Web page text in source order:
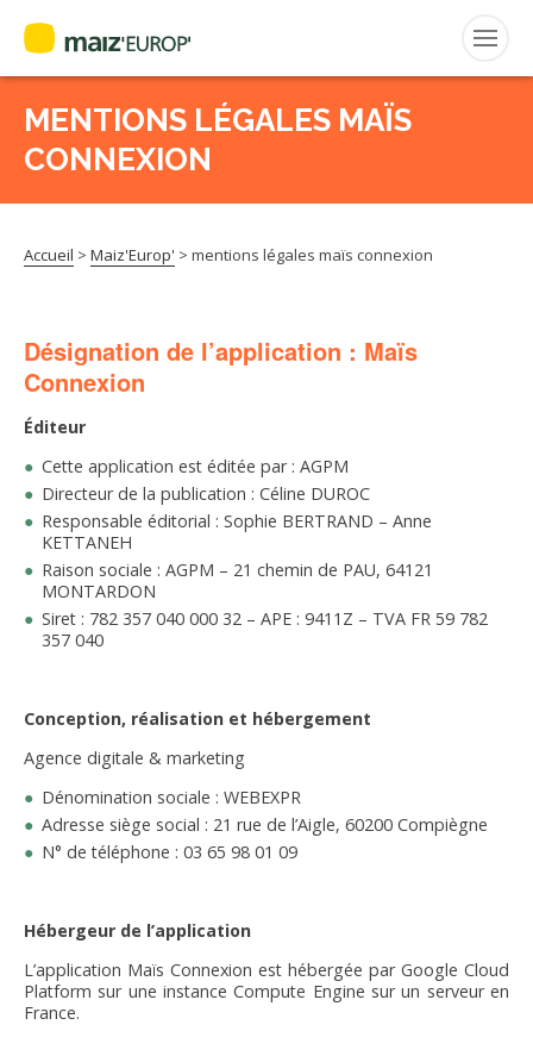
Rechercher
:
CERTIFICATION CE2+
AGPM MAÏS SEMENCE
CEPM
EMPLOI
MENTIONS LÉGALES MAÏS
CONNEXION
Accueil > Maiz'Europ' > mentions légales maïs connexion
Désignation de l’application : Maïs
Connexion
Éditeur
Cette application est éditée par : AGPM
Directeur de la publication : Céline DUROC
Responsable éditorial : Sophie BERTRAND – Anne
KETTANEH
Raison sociale : AGPM – 21 chemin de PAU, 64121
MONTARDON
Siret : 782 357 040 000 32 – APE : 9411Z – TVA FR 59 782
357 040
Conception, réalisation et hébergement
Agence digitale & marketing
Dénomination sociale : WEBEXPR
Adresse siège social : 21 rue de l’Aigle, 60200 Compiègne
N° de téléphone : 03 65 98 01 09
Hébergeur de l’application
L’application Maïs Connexion est hébergée par Google Cloud
Platform sur une instance Compute Engine sur un serveur en
France.